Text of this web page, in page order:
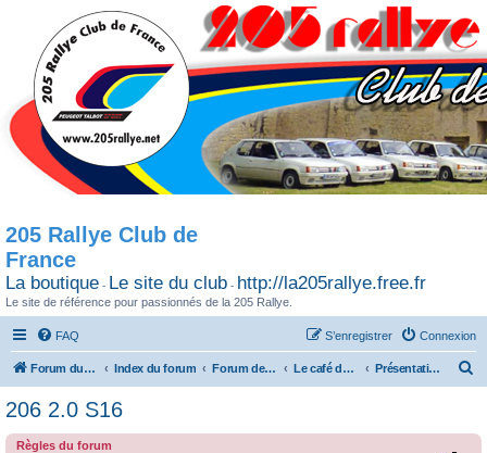
205 Rallye Club de
France
La boutique - Le site du club - http://la205rallye.free.fr
Le site de référence pour passionnés de la 205 Rallye.
FAQ Connexion
S’enregistrer
Forum du 205 Rallye club de France Index du forum Forum de Discussion Le café de la Rallynette Présentation (Hors Sujet)
206 2.0 S16
Règles du forum